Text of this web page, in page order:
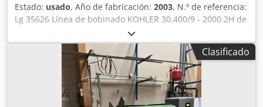
Estado: usado, Año de fabricación: 2003, N.º de referencia:
Lg 35626 Línea de bobinado KOHLER 30.400/9 - 2000.2H de
segunda mano Año de fabricación: 2003 N.º de máquina:
70330 Dirección de trabajo: de izquierda a derecha Lado
de carga: trasero Chedpfx Ahszpbaze Asa Compuesto por:
Desbobinador doble 2000.2H Capacidad de carga: máx.
2.000 kg/lado Ancho de la banda: 85 a 400 mm (con brazo
de presión) Rango de expansión: 360 – 420 mm Diámetro
Clasificado